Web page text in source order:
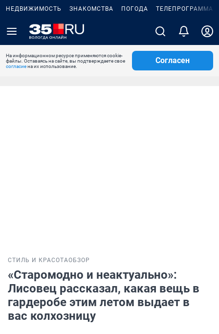
НЕДВИЖИМОСТЬ ЗНАКОМСТВА ПОГОДА ТЕЛЕПРОГРАММА
На информационном ресурсе применяются cookie-
файлы. Оставаясь на сайте, вы подтверждаете свое
согласиена их использование.
Согласен
СТИЛЬ И КРАСОТАОБЗОР
«Старомодно и неактуально»:
Лисовец рассказал, какая вещь в
гардеробе этим летом выдает в
вас колхозницу